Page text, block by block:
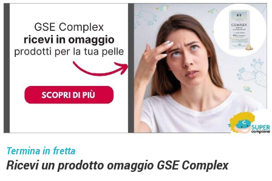
Termina in fretta
Ricevi un prodotto omaggio GSE Complex